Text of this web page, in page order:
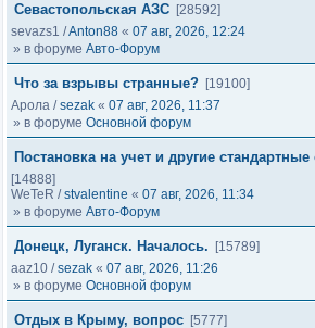
Севастопольская АЗС [28592]
sevazs1 /Anton88 « 07 авг, 2026, 12:24
» в форуме Авто-Форум
Что за взрывы странные? [19100]
Арола /sezak « 07 авг, 2026, 11:37
» в форуме Основной форум
Постановка на учет и другие
[14888]
WeTeR /stvalentine « 07 авг, 2026, 11:34
» в форуме Авто-Форум
Донецк, Луганск. Началось.
[15789]
aaz10 /sezak « 07 авг, 2026, 11:26
» в форуме Основной форум
Отдых в Крыму, вопрос [5777]